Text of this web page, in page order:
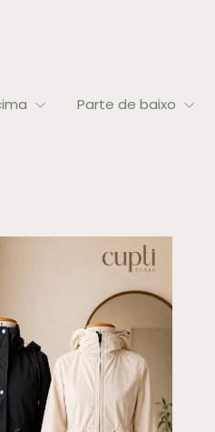
Parte de baixo